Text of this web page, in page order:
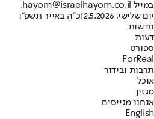
במייל hayom@israelhayom.co.il.
יום שלישי, 12.5.2026
כ"ה באייר תשפ"ו
חדשות
דעות
ספורט
ForReal
תרבות ובידור
אוכל
מגזין
אנחנו מגייסים
English